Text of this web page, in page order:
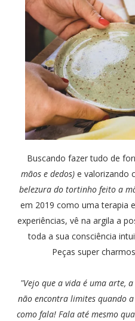
Buscando fazer tudo de
mãos e dedos) e valorizando
belezura do tortinho feito a
em 2019 como uma terapia
experiências, vê na argila a
toda a sua consciência
Peças super
"Vejo que a vida é uma arte,
não encontra limites quando
como fala! Fala até mesmo